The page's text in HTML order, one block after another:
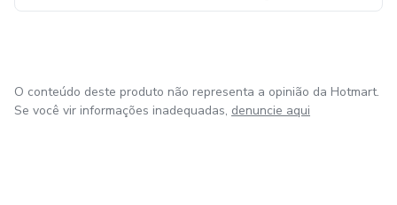
O conteúdo deste produto não representa a opinião da Hotmart.
Se você vir informações inadequadas, denuncie aqui